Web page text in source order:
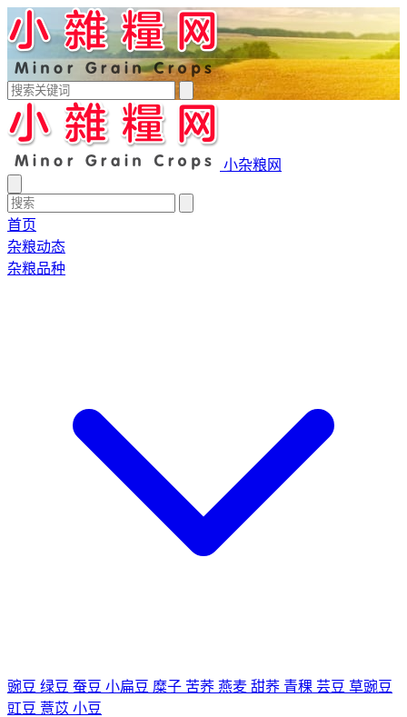
小杂粮网
首页
杂粮动态
杂粮品种
豌豆 绿豆 蚕豆 小扁豆 糜子 苦荞 燕麦 甜荞 青稞 芸豆 草豌豆
豇豆 薏苡 小豆